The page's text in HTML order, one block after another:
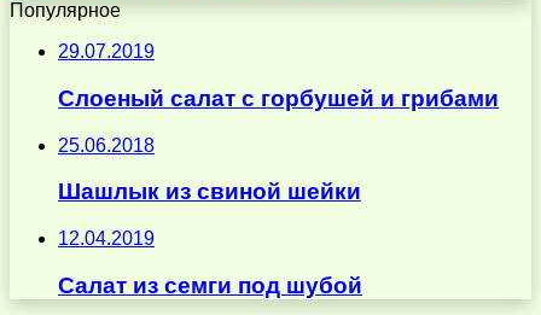
Популярное
29.07.2019
Слоеный салат с горбушей и грибами
25.06.2018
Шашлык из свиной шейки
12.04.2019
Салат из семги под шубой